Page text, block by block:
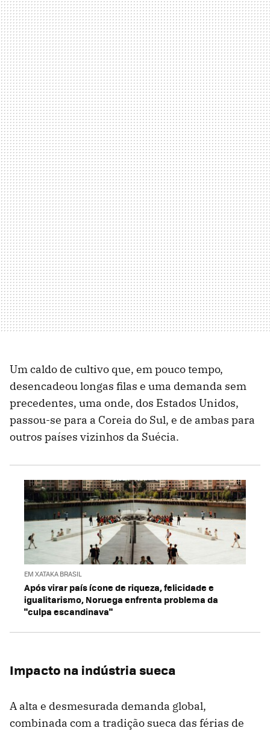
Um caldo de cultivo que, em pouco tempo,
desencadeou longas filas e uma demanda sem
precedentes, uma onde, dos Estados Unidos,
passou-se para a Coreia do Sul, e de ambas para
outros países vizinhos da Suécia.
EM XATAKA BRASIL
Após virar país ícone de riqueza, felicidade e
igualitarismo, Noruega enfrenta problema da
"culpa escandinava"
Impacto na indústria sueca
A alta e desmesurada demanda global,
combinada com a tradição sueca das férias de